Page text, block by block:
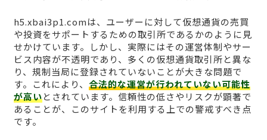
h5.xbai3p1.comは、ユーザーに対して仮想通貨の売買
や投資をサポートするための取引所であるかのように見
せかけています。しかし、実際にはその運営体制やサー
ビス内容が不透明であり、多くの仮想通貨取引所と異な
り、規制当局に登録されていないことが大きな問題で
す。これにより、 合法的な運営が行われていない可能性
が高いとされています。信頼性の低さやリスクが顕著で
あることが、このサイトを利用する上での警戒すべき点
です。